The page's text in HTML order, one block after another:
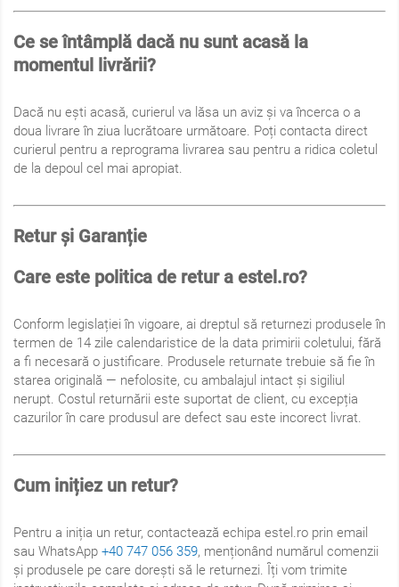
Ce se întâmplă dacă nu sunt acasă la
momentul livrării?
Dacă nu ești acasă, curierul va lăsa un aviz și va încerca o a
doua livrare în ziua lucrătoare următoare. Poți contacta direct
curierul pentru a reprograma livrarea sau pentru a ridica coletul
de la depoul cel mai apropiat.
Retur și Garanție
Care este politica de retur a estel.ro?
Conform legislației în vigoare, ai dreptul să returnezi produsele în
termen de 14 zile calendaristice de la data primirii coletului, fără
a fi necesară o justificare. Produsele returnate trebuie să fie în
starea originală — nefolosite, cu ambalajul intact și sigiliul
nerupt. Costul returnării este suportat de client, cu excepția
cazurilor în care produsul are defect sau este incorect livrat.
Cum inițiez un retur?
Pentru a iniția un retur, contactează echipa estel.ro prin email
sau WhatsApp +40 747 056 359, menționând numărul comenzii
și produsele pe care dorești să le returnezi. Îți vom trimite